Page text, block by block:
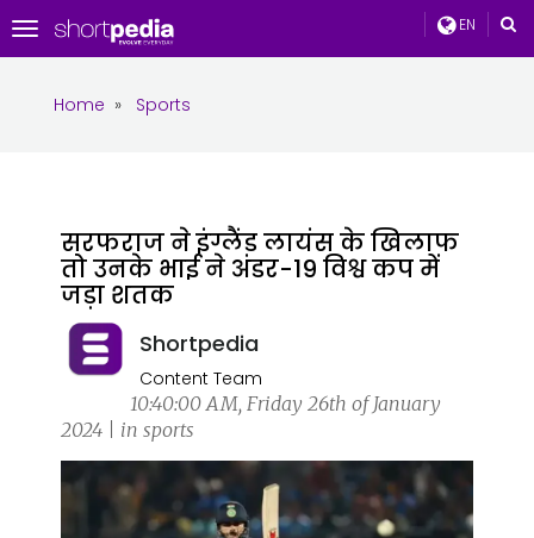
EN
Toggle
navigation
Home » Sports
सरफराज ने इंग्लैंड लायंस के खिलाफ
तो उनके भाई ने अंडर-19 विश्व कप में
जड़ा शतक
Shortpedia
Content Team
10:40:00 AM, Friday 26th of January
2024 | in sports